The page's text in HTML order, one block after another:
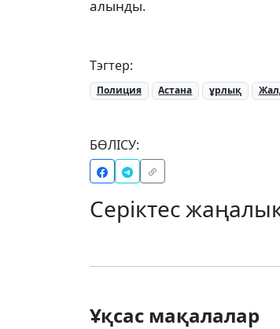
алынды.
Тэгтер:
Полиция Астана ұрлық
БӨЛІСУ:
Серіктес
Ұқсас мақалалар